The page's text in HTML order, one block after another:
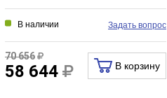
В наличии Задать вопрос
70 656
58 644 В корзину